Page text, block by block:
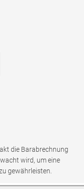
die Barabrechnung
wird, um eine
gewährleisten.